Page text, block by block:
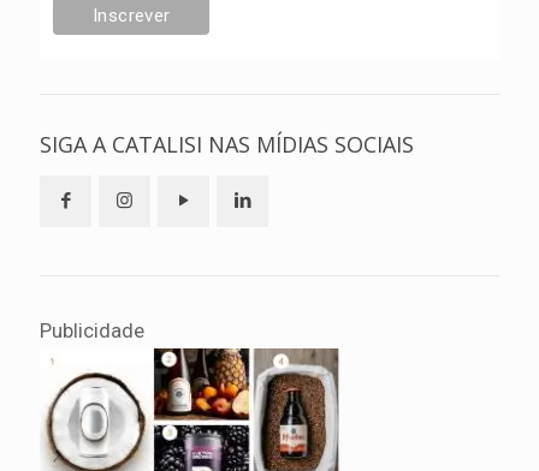
SIGA A CATALISI NAS MÍDIAS SOCIAIS
Publicidade